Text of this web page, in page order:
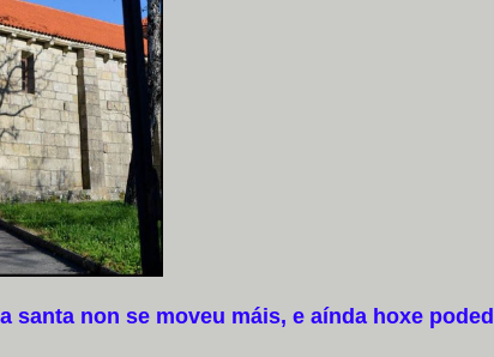
non se moveu máis, e aínda hoxe